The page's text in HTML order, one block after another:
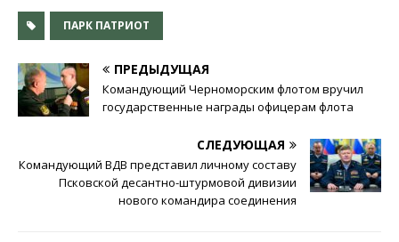
ПАРК ПАТРИОТ
ПРЕДЫДУЩАЯ
Командующий Черноморским флотом вручил
государственные награды офицерам флота
СЛЕДУЮЩАЯ
Командующий ВДВ представил личному составу
Псковской десантно-штурмовой дивизии
нового командира соединения